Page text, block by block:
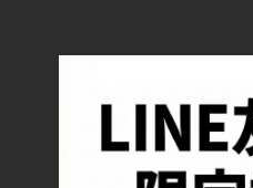
配送・送料について
返品について
お支払い方法について
特定商取引法に基づく表記